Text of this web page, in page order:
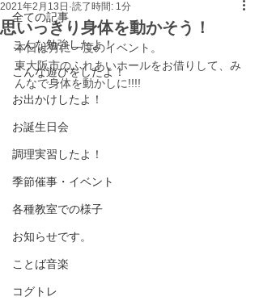
全ての記事
こんな勉強したよ！
こんな遊びをしたよ！
お出かけしたよ！
お誕生日会
調理実習したよ！
季節催事・イベント
各種教室での様子
お知らせです。
ことば音楽
コグトレ
思いっきり身体を動かそう！
2021年2月13日 読了時間: 1分
本日は月に一度のイベント。
東大阪市のふれあいホールをお借りして、み
んなで身体を動かしに!!!!